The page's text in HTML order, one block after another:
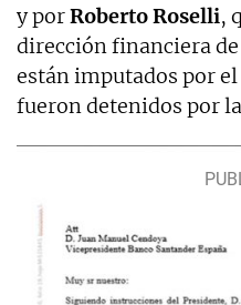
yporRoberto Roselli,
dirección financiera de
están imputados por
fueron detenidos por